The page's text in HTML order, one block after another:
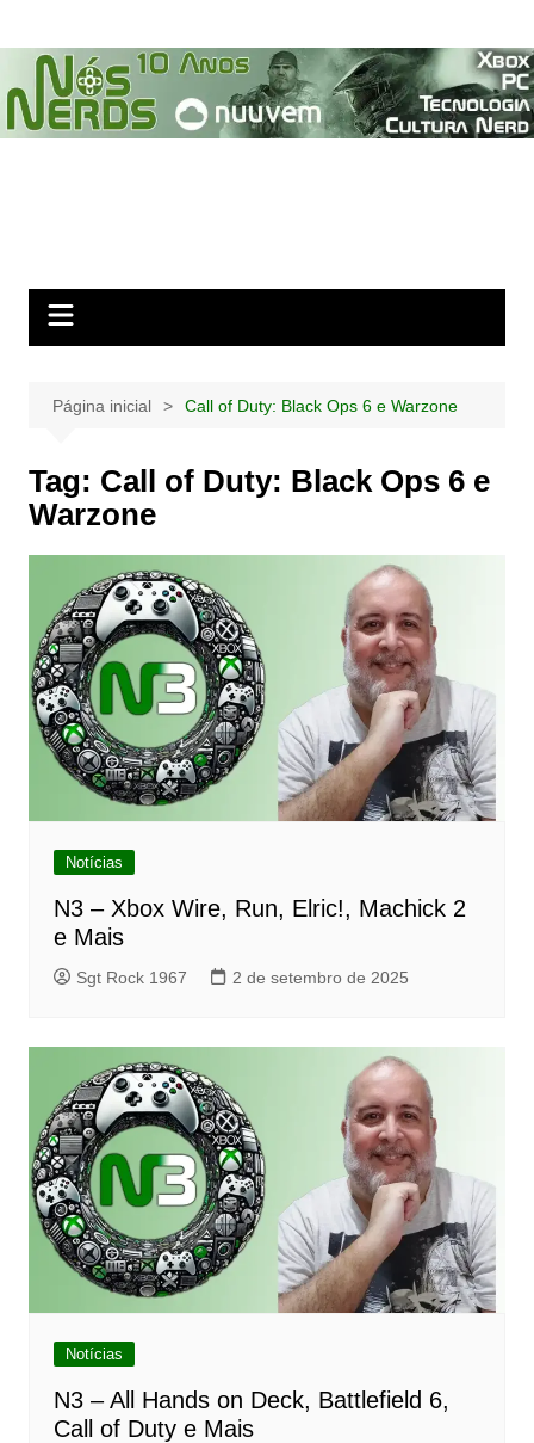
para
conteúdo
Página inicial Call of Duty: Black Ops 6 e Warzone
Tag: Call of Duty: Black Ops 6 e
Warzone
Notícias
N3 – Xbox Wire, Run, Elric!, Machick 2
e Mais
Sgt Rock 1967 2 de setembro de 2025
Notícias
N3 – All Hands on Deck, Battlefield 6,
Call of Duty e Mais